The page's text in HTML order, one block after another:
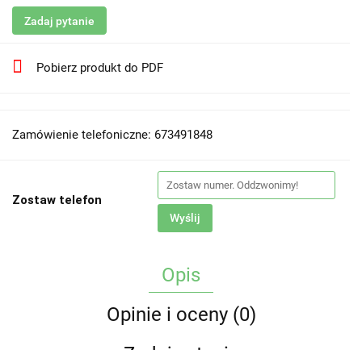
Zadaj pytanie
Pobierz produkt do PDF
Zamówienie telefoniczne: 673491848
Zostaw telefon
Wyślij
Opis
Opinie i oceny (0)